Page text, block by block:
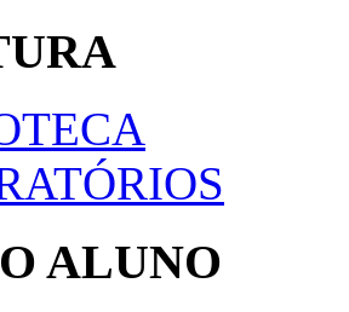
ALUNO